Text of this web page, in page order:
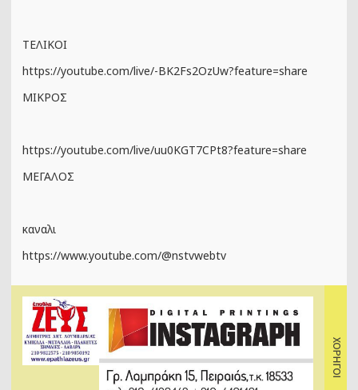
ΤΕΛΙΚΟΙ
https://youtube.com/live/-BK2Fs2OzUw?feature=share
ΜΙΚΡΟΣ
https://youtube.com/live/uu0KGT7CPt8?feature=share
ΜΕΓΑΛΟΣ
καναλι
https://www.youtube.com/@nstvwebtv